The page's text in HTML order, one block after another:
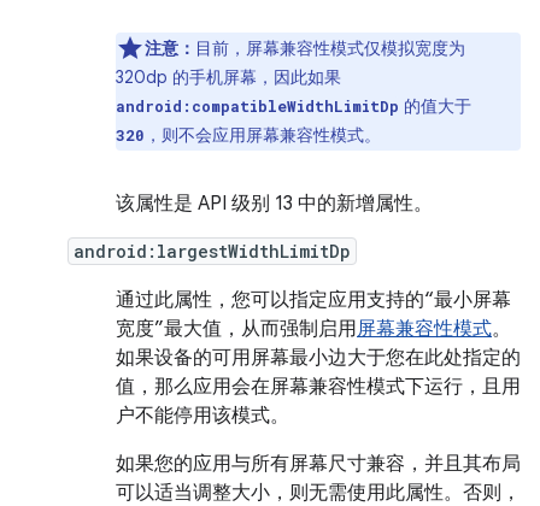
注意： 目前，屏幕兼容性模式仅模拟宽度为
320dp 的手机屏幕，因此如果
android:compatibleWidthLimitDp 的值大于
320 ，则不会应用屏幕兼容性模式。
该属性是 API 级别 13 中的新增属性。
android:largestWidthLimitDp
通过此属性，您可以指定应用支持的“最小屏幕
宽度”最大值，从而强制启用屏幕兼容性模式。
如果设备的可用屏幕最小边大于您在此处指定的
值，那么应用会在屏幕兼容性模式下运行，且用
户不能停用该模式。
如果您的应用与所有屏幕尺寸兼容，并且其布局
可以适当调整大小，则无需使用此属性。否则，